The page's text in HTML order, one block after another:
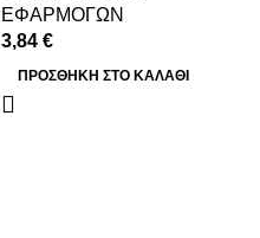
ΕΦΑΡΜΟΓΩΝ
3,84 €
ΠΡΟΣΘΉΚΗ ΣΤΟ ΚΑΛΆΘΙ